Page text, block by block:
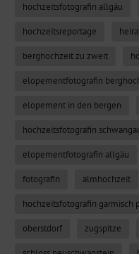
hochzeitsfotografin allgäu
hochzeitsreportage
berghochzeit zu zweit
elopementfotografin
elopement in den bergen
hochzeitsfotografin
elopementfotografin allgäu
fotografin almhochzeit
hochzeitsfotografin garmisch
oberstdorf zugspitze